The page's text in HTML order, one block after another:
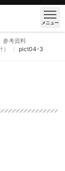
メニュー
参考資料
pict04-3